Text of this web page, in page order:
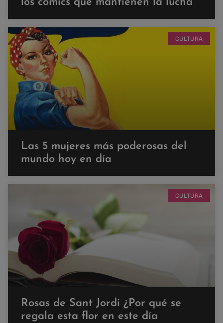
los cómics que mantienen la lucha
CULTURA
Las 5 mujeres más poderosas del
mundo hoy en día
CULTURA
Rosas de Sant Jordi ¿Por qué se
regala esta flor en este día